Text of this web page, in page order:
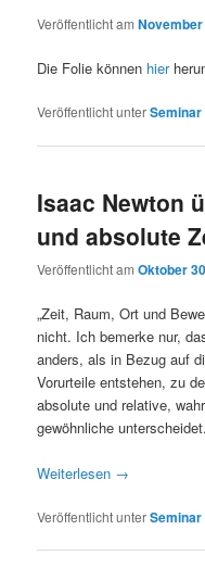
Veröffentlicht am
Die Folie können hier
Veröffentlicht unter
Isaac Newton
und absolute
Veröffentlicht amOktober
„Zeit, Raum, Ort und
nicht. Ich bemerke nur,
anders, als in Bezug auf
Vorurteile entstehen, zu
absolute und relative,
gewöhnliche
Weiterlesen →
Veröffentlicht unter